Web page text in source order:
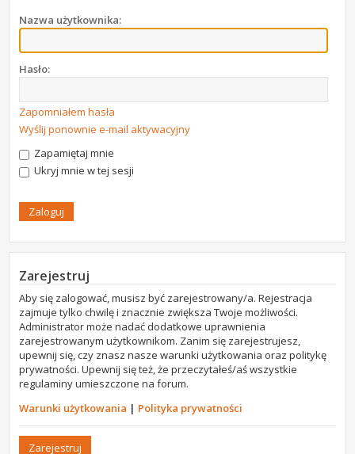
Nazwa użytkownika:
Hasło:
Zapomniałem hasła
Wyślij ponownie e-mail aktywacyjny
Zapamiętaj mnie
Ukryj mnie w tej sesji
Zarejestruj
Aby się zalogować, musisz być zarejestrowany/a. Rejestracja
zajmuje tylko chwilę i znacznie zwiększa Twoje możliwości.
Administrator może nadać dodatkowe uprawnienia
zarejestrowanym użytkownikom. Zanim się zarejestrujesz,
upewnij się, czy znasz nasze warunki użytkowania oraz politykę
prywatności. Upewnij się też, że przeczytałeś/aś wszystkie
regulaminy umieszczone na forum.
Warunki użytkowania | Polityka prywatności
Zarejestruj